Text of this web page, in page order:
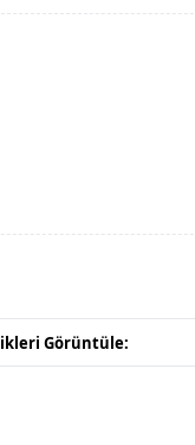
Görüntüle: